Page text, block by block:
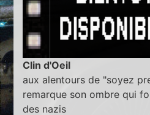
Clin d'Oeil
aux alentours de "soyez
remarque son ombre qui
des nazis